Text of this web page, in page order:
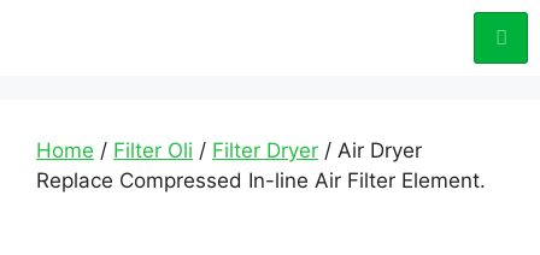
Home / Filter Oli / Filter Dryer / Air Dryer
Replace Compressed In-line Air Filter Element.